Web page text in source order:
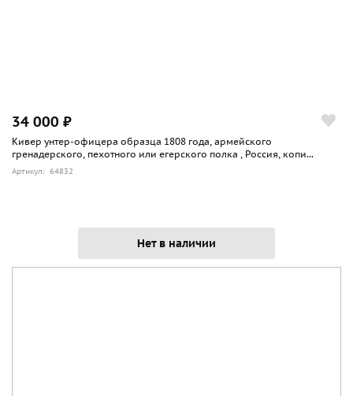
34 000 ₽
Кивер унтер-офицера образца 1808 года, армейского
гренадерского, пехотного или егерского полка , Россия, копи...
Артикул: 64832
Нет в наличии